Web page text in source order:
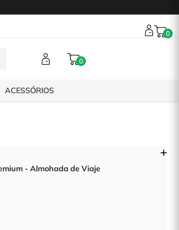
0
0
ACESSÓRIOS
- Almohada de Viaje